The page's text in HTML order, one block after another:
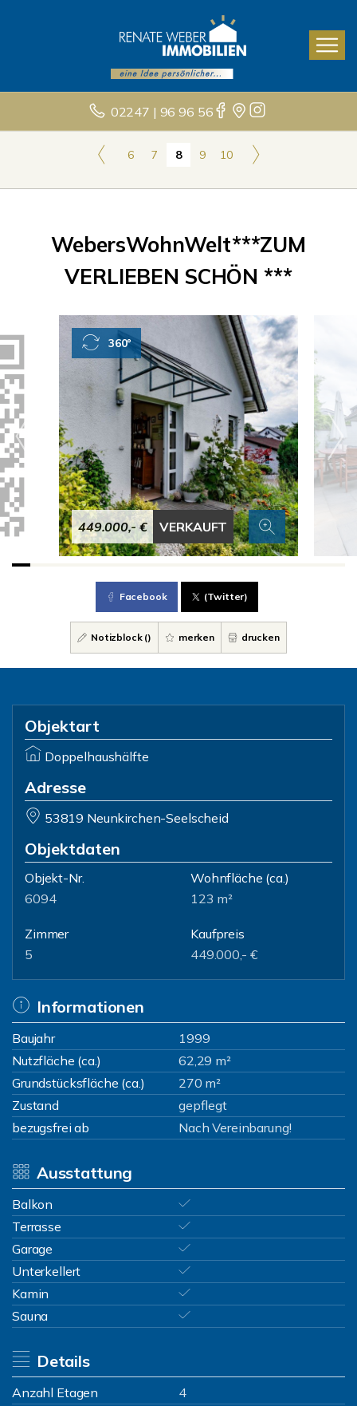
02247 | 96 96 56
6 7 8 9 10
WebersWohnWelt***ZUM
VERLIEBEN SCHÖN ***
449.000,- € VERKAUFT
360°
Facebook (Twitter)
Notizblock () merken drucken
Objektart
Doppelhaushälfte
Adresse
53819 Neunkirchen-Seelscheid
Objektdaten
Objekt-Nr.
6094
Wohnfläche (ca.)
123 m²
Zimmer
5
Kaufpreis
449.000,- €
Informationen
Baujahr
1999
Nutzfläche (ca.)
62,29 m²
Grundstücksfläche (ca.)
270 m²
Zustand
gepflegt
bezugsfrei ab
Nach Vereinbarung!
Ausstattung
Balkon
Terrasse
Garage
Unterkellert
Kamin
Sauna
Details
Anzahl Etagen
4